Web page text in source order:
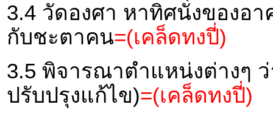
3.4 วัดองศา หาทิศนั่งของอ
กับชะตาคน=(เคล็ดทงปี่)
3.5 พิจารณาตำแหน่งต่างๆ
ปรับปรุงแก้ไข)=(เคล็ดทงปี่)